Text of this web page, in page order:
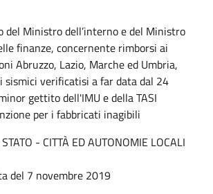
del Ministro dell’interno e del Ministro
finanze, concernente rimborsi ai
Abruzzo, Lazio, Marche ed Umbria,
sismici verificatisi a far data dal 24
gettito dell'IMU e della TASI
per i fabbricati inagibili
- CITTÀ ED AUTONOMIE LOCALI
del 7 novembre 2019